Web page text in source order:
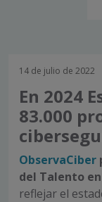
14 de julio de 2022
En 2024
83.000
ObservaCiber
del Talento
reflejar el